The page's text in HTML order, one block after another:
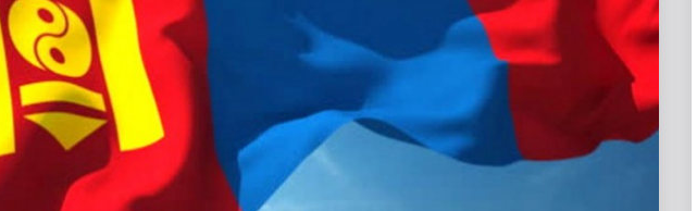
Долоодугаар сард 709.503 зөрчил бүртгэгджээ